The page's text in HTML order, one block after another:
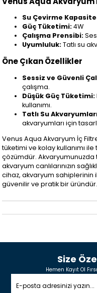
Su Çevirme
Güç Tüketimi:4W
Çalışma Prensibi:
Uyumluluk:Tatlı su
Öne Çıkan Özellikler
Sessiz ve Güvenli
çalışma.
Düşük Güç Tüketimi:
kullanımı.
Tatlı Su
akvaryumları için
Venus Aqua Akvaryum İç
tüketimi ve kolay kullanımı
çözümdür. Akvaryumunuzda
akvaryum canlılarınızın
cihaz, akvaryum sahiplerinin
güvenilir ve pratik bir üründür.
Size
Hemen Kayıt Ol